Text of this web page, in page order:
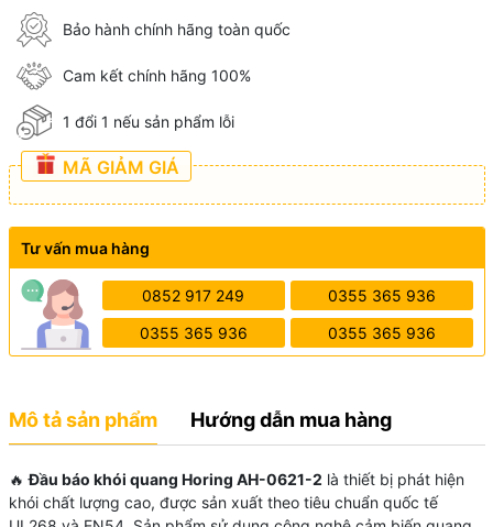
Bảo hành chính hãng toàn quốc
Cam kết chính hãng 100%
1 đổi 1 nếu sản phẩm lỗi
MÃ GIẢM GIÁ
Tư vấn mua hàng
0852 917 249 0355 365 936
0355 365 936 0355 365 936
Mô tả sản phẩm Hướng dẫn mua hàng
🔥Đầu báo khói quang Horing AH-0621-2 là thiết bị phát hiện
khói chất lượng cao, được sản xuất theo tiêu chuẩn quốc tế